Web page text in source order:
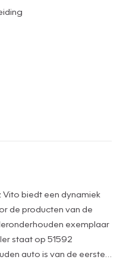
Vito biedt een dynamiek
de producten van de
exemplaar
staat op 51592
auto is van de eerste
automatische transmissie